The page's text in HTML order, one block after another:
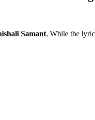
Samant, While the